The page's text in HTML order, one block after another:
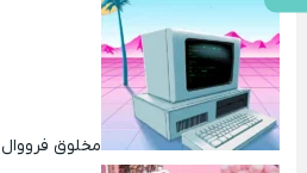
مخلوق فرووال